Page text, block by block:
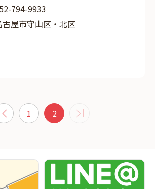
794-9933
古屋市守山区・北区
1 2